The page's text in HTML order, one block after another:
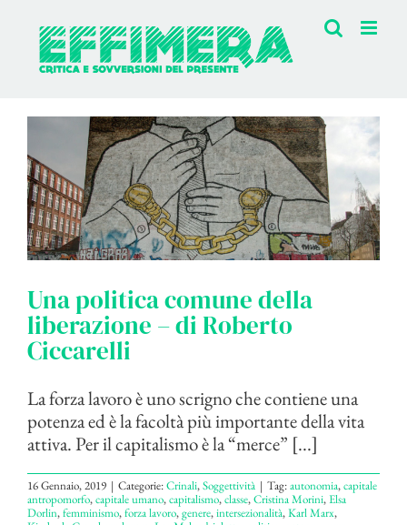
contenuto
Una politica comune della
liberazione – di Roberto
Ciccarelli
La forza lavoro è uno scrigno che contiene una
potenza ed è la facoltà più importante della vita
attiva. Per il capitalismo è la “merce” [...]
16 Gennaio, 2019 | Categorie:Crinali,Soggettività | Tag:autonomia,capitale
antropomorfo,capitale umano,capitalismo,classe,Cristina Morini,Elsa
Dorlin,femminismo,forza lavoro,genere,intersezionalità,Karl Marx,